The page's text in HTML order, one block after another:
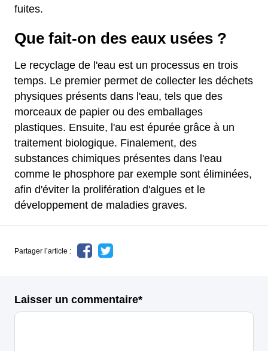
fuites.
Que fait-on des eaux usées ?
Le recyclage de l'eau est un processus en trois
temps. Le premier permet de collecter les déchets
physiques présents dans l'eau, tels que des
morceaux de papier ou des emballages
plastiques. Ensuite, l'au est épurée grâce à un
traitement biologique. Finalement, des
substances chimiques présentes dans l'eau
comme le phosphore par exemple sont éliminées,
afin d'éviter la prolifération d'algues et le
développement de maladies graves.
Partager l’article :
Laisser un commentaire*